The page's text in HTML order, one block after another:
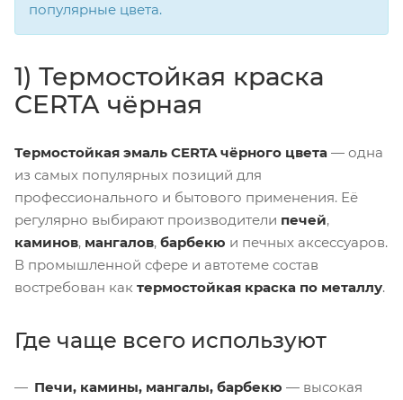
популярные цвета.
1) Термостойкая краска
CERTA чёрная
Термостойкая эмаль CERTA чёрного цвета — одна
из самых популярных позиций для
профессионального и бытового применения. Её
регулярно выбирают производители печей,
каминов, мангалов, барбекю и печных аксессуаров.
В промышленной сфере и автотеме состав
востребован как термостойкая краска по металлу.
Где чаще всего используют
Печи, камины, мангалы, барбекю — высокая